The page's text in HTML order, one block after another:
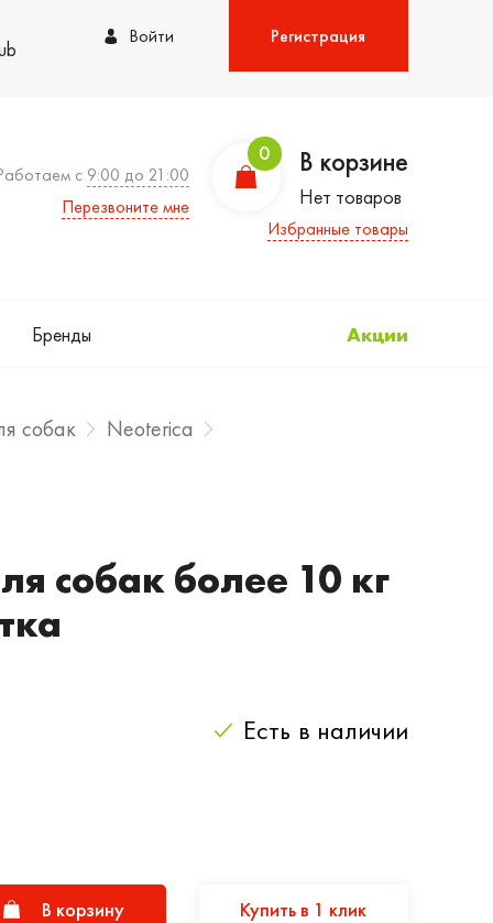
Войти Регистрация
с 9:00 до 21:00
Перезвоните мне
0 В корзине
Нет товаров
Избранные товары
Бренды Акции
собак
Neoterica
собак более 10 кг
Есть в наличии
В корзину Купить в 1 клик